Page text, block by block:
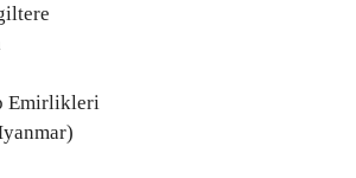
Emirlikleri